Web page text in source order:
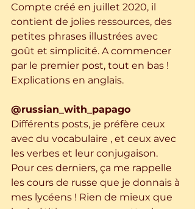
Compte créé en juillet 2020, il
contient de jolies ressources, des
petites phrases illustrées avec
goût et simplicité. A commencer
par le premier post, tout en bas !
Explications en anglais.
@russian_with_papago
Différents posts, je préfère ceux
avec du vocabulaire , et ceux avec
les verbes et leur conjugaison.
Pour ces derniers, ça me rappelle
les cours de russe que je donnais à
mes lycéens ! Rien de mieux que